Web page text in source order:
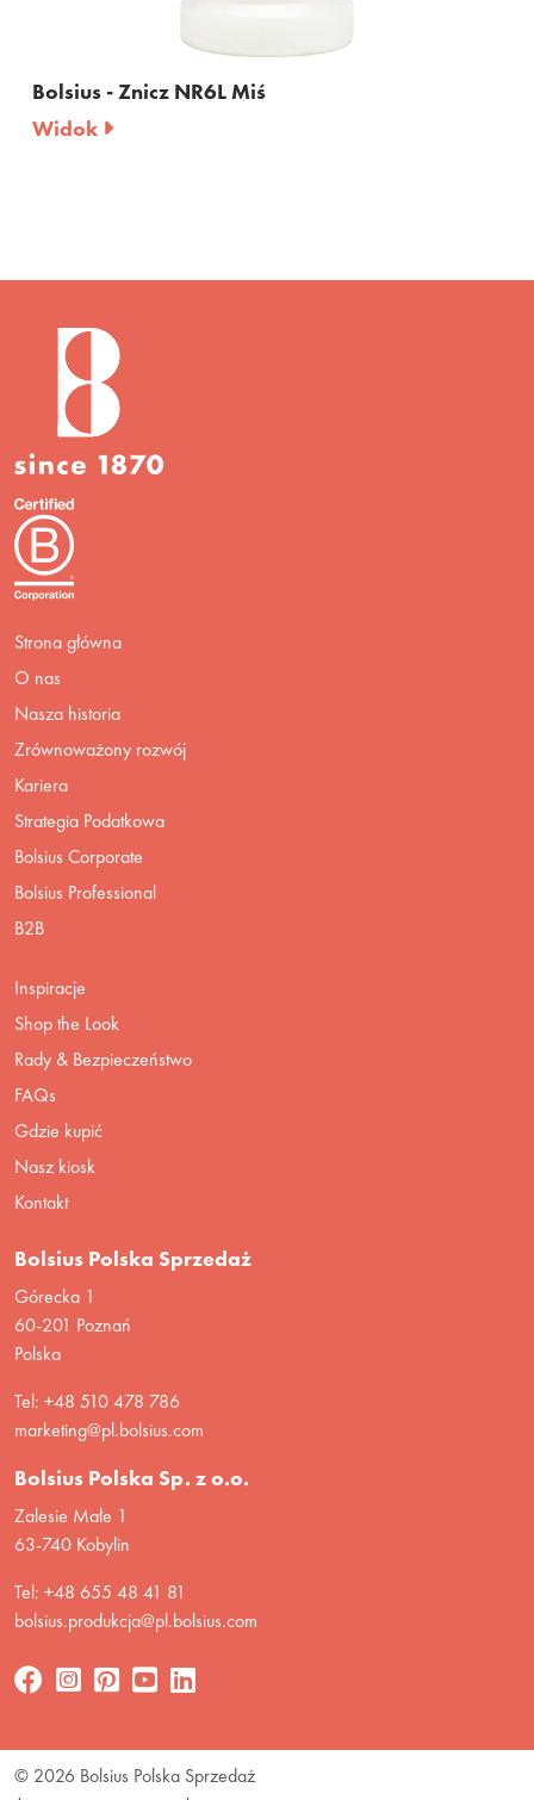
- Znicz NR6L Miś
Strona główna
O nas
Nasza historia
Zrównoważony rozwój
Kariera
Strategia Podatkowa
Bolsius Corporate
Bolsius Professional
B2B
Inspiracje
Shop the Look
Rady & Bezpieczeństwo
FAQs
Gdzie kupić
Nasz kiosk
Kontakt
Bolsius Polska Sprzedaż
Górecka 1
60-201 Poznań
Polska
Tel: +48 510 478 786
marketing@pl.bolsius.com
Bolsius Polska Sp. z o.o.
Zalesie Małe 1
63-740 Kobylin
Tel: +48 655 48 41 81
bolsius.produkcja@pl.bolsius.com
© 2026 Bolsius Polska Sprzedaż